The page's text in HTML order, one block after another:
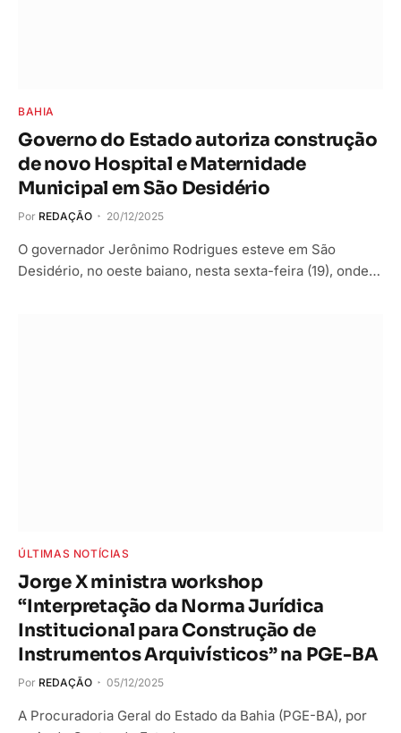
BAHIA
Governo do Estado autoriza construção
de novo Hospital e Maternidade
Municipal em São Desidério
Por REDAÇÃO 20/12/2025
O governador Jerônimo Rodrigues esteve em São
Desidério, no oeste baiano, nesta sexta-feira (19), onde…
ÚLTIMAS NOTÍCIAS
Jorge X ministra workshop
“Interpretação da Norma Jurídica
Institucional para Construção de
Instrumentos Arquivísticos” na PGE-BA
Por REDAÇÃO 05/12/2025
A Procuradoria Geral do Estado da Bahia (PGE-BA), por